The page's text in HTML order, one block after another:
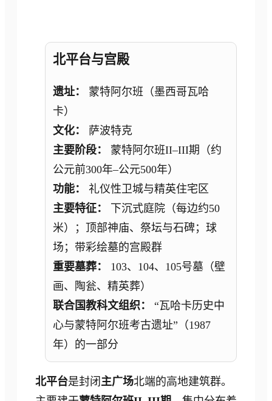
北平台与宫殿
遗址：
蒙特阿尔班（墨西哥瓦哈
卡）
文化：
萨波特克
主要阶段：
蒙特阿尔班II–III期（约
公元前300年–公元500年）
功能：
礼仪性卫城与精英住宅区
主要特征：
下沉式庭院（每边约50
米）；顶部神庙、祭坛与石碑；球
场；带彩绘墓的宫殿群
重要墓葬：
103、104、105号墓（壁
画、陶瓮、精英葬）
联合国教科文组织：
“瓦哈卡历史中
心与蒙特阿尔班考古遗址”（1987
年）的一部分
北平台是封闭 主广场北端的高地建筑群。